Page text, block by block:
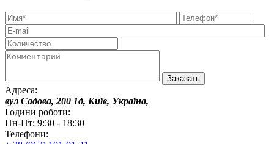
Адреса:
вул Садова, 200 1д, Київ, Україна,
Години роботи:
Пн-Пт: 9:30 - 18:30
Телефони: